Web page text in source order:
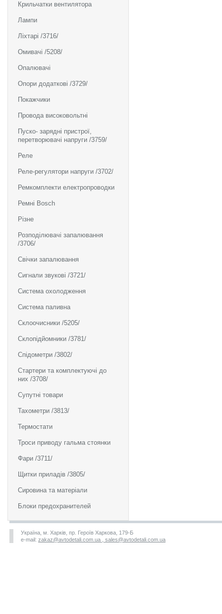
Крильчатки вентилятора
Лампи
Ліхтарі /3716/
Омивачі /5208/
Опалювачі
Опори додаткові /3729/
Покажчики
Провода високовольтні
Пуско- зарядні пристрої,
перетворювачі напруги /3759/
Реле
Реле-регулятори напруги /3702/
Ремкомплекти електропроводки
Ремні Bosch
Різне
Розподілювачі запалювання
/3706/
Свічки запалювання
Сигнали звукові /3721/
Система охолодження
Система паливна
Склоочисники /5205/
Склопідйомники /3781/
Спідометри /3802/
Стартери та комплектуючі до
них /3708/
Супутні товари
Тахометри /3813/
Термостати
Троси приводу гальма стоянки
Фари /3711/
Щитки приладів /3805/
Сировина та матеріали
Блоки предохранителей
Україна, м. Харків, пр. Героїв Харкова, 179-Б
e-mail: zakaz@avtodetali.com.ua , sales@avtodetali.com.ua